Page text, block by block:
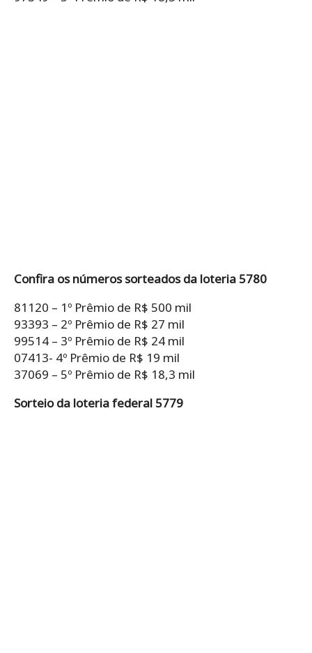
Confira os números sorteados da loteria 5780
81120 – 1º Prêmio de R$ 500 mil
93393 – 2º Prêmio de R$ 27 mil
99514 – 3º Prêmio de R$ 24 mil
07413- 4º Prêmio de R$ 19 mil
37069 – 5º Prêmio de R$ 18,3 mil
Sorteio da loteria federal 5779